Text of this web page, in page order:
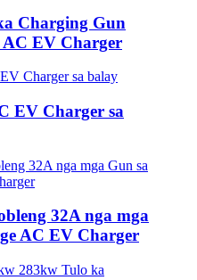
Charging Gun
EV Charger
EV Charger sa
32A nga mga
AC EV Charger